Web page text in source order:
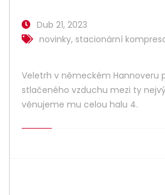
Dub 21, 2023
novinky, stacionární
Veletrh v německém Hannoveru
stlačeného vzduchu mezi ty
věnujeme mu celou halu 4.